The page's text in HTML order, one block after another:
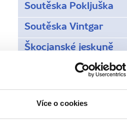
Více o cookies
Soutěska Pokljuška
Soutěska Vintgar
Škocjanské jeskyně
Údolí Vipava
Vodopád Peričnik